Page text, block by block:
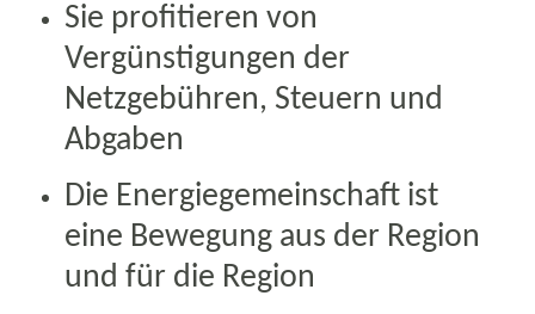
Sie profitieren von
Vergünstigungen der
Netzgebühren, Steuern und
Abgaben
Die Energiegemeinschaft ist
eine Bewegung aus der Region
und für die Region